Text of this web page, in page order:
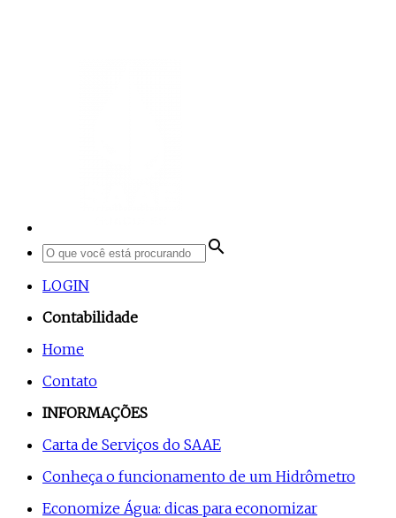
search
LOGIN
Contabilidade
Home
Contato
INFORMAÇÕES
Carta de Serviços do SAAE
Conheça o funcionamento de um Hidrômetro
Economize Água: dicas para economizar